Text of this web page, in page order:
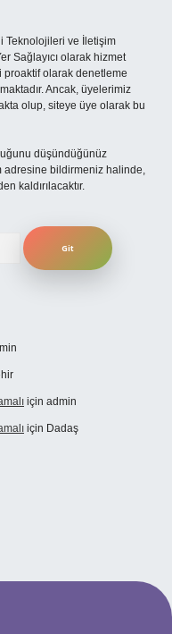
Teknolojileri ve İletişim
Sağlayıcı olarak hizmet
olarak denetleme
Ancak, üyelerimiz
olup, siteye üye olarak bu
düşündüğünüz
adresine bildirmeniz halinde,
kaldırılacaktır.
için admin
için Dadaş